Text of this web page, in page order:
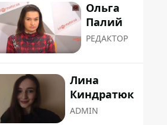
Ольга
Палий
РЕДАКТОР
Лина
Киндратюк
ADMIN